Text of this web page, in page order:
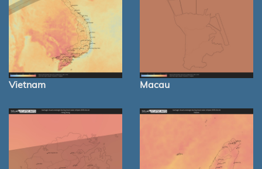
Vietnam Macau